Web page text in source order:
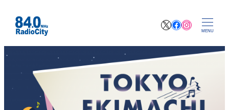
XFacebook
MENU